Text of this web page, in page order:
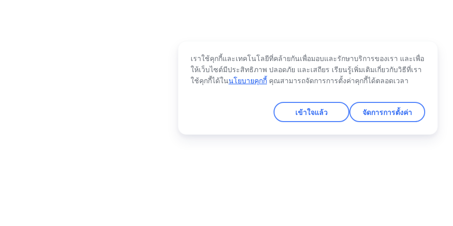
เราใช้คุกกี้และเทคโนโลยีที่คล้ายกันเพื่อมอบและรักษาบริการของเรา และเพื่อ
ให้เว็บไซต์มีประสิทธิภาพ ปลอดภัย และเสถียร เรียนรู้เพิ่มเติมเกี่ยวกับวิธีที่เรา
ใช้คุกกี้ได้ในนโยบายคุกกี้ คุณสามารถจัดการการตั้งค่าคุกกี้ได้ตลอดเวลา
เข้าใจแล้ว จัดการการตั้งค่า